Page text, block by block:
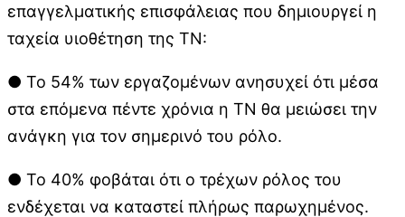
επαγγελματικής επισφάλειας που δημιουργεί η
ταχεία υιοθέτηση της ΤΝ:
● Το 54% των εργαζομένων ανησυχεί ότι μέσα
στα επόμενα πέντε χρόνια η ΤΝ θα μειώσει την
ανάγκη για τον σημερινό του ρόλο.
● Το 40% φοβάται ότι ο τρέχων ρόλος του
ενδέχεται να καταστεί πλήρως παρωχημένος.